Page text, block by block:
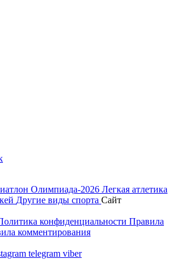
Олимпиада-2026 Легкая атлетика
Другие виды спорта Сайт
конфиденциальности Правила
комментирования
telegram viber